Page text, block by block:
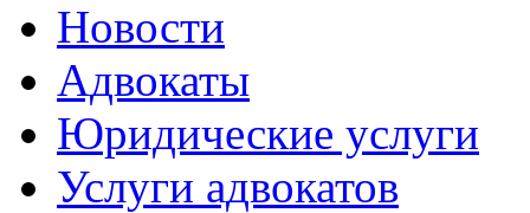
Новости
Адвокаты
Юридические услуги
Услуги адвокатов